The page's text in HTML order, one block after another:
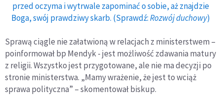
przed oczyma i wytrwale zapominać o sobie, aż znajdzie
Boga, swój prawdziwy skarb. (Sprawdź:Rozwój duchowy)
Sprawą ciągle nie załatwioną w relacjach z ministerstwem –
poinformował bp Mendyk - jest możliwość zdawania matury
z religii. Wszystko jest przygotowane, ale nie ma decyzji po
stronie ministerstwa. „Mamy wrażenie, że jest to wciąż
sprawa polityczna” – skomentował biskup.